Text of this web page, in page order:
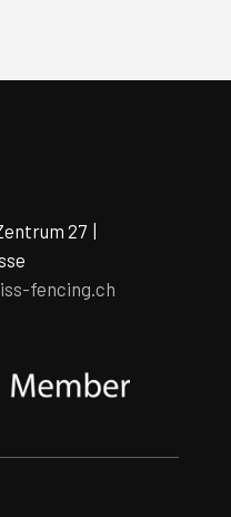
27 |
fencing.ch